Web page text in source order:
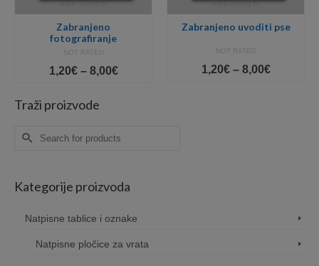
Zabranjeno
fotografiranje
NOT RATED
1,20€ – 8,00€Price
Zabranjeno uvoditi pse
NOT RATED
1,20€ – 8,00€Price
Traži proizvode
Search
Kategorije proizvoda
Natpisne tablice i oznake
Natpisne pločice za vrata